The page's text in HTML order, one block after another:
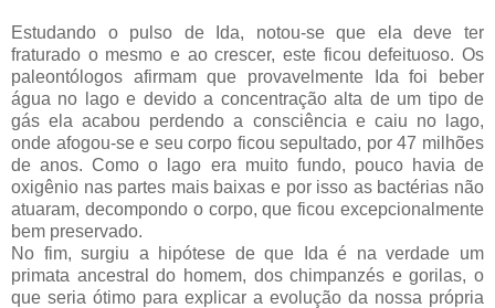
Estudando o pulso de Ida, notou-se que ela deve ter
fraturado o mesmo e ao crescer, este ficou defeituoso. Os
paleontólogos afirmam que provavelmente Ida foi beber
água no lago e devido a concentração alta de um tipo de
gás ela acabou perdendo a consciência e caiu no lago,
onde afogou-se e seu corpo ficou sepultado, por 47 milhões
de anos. Como o lago era muito fundo, pouco havia de
oxigênio nas partes mais baixas e por isso as bactérias não
atuaram, decompondo o corpo, que ficou excepcionalmente
bem preservado.
No fim, surgiu a hipótese de que Ida é na verdade um
primata ancestral do homem, dos chimpanzés e gorilas, o
que seria ótimo para explicar a evolução da nossa própria